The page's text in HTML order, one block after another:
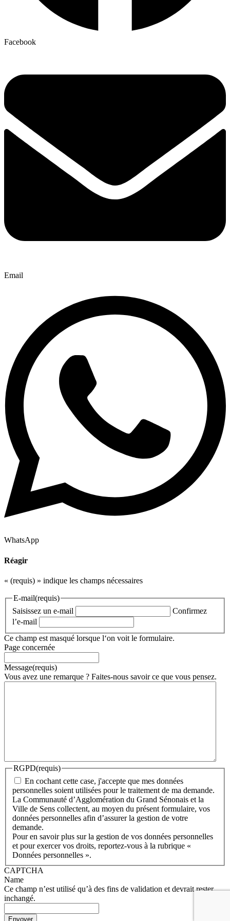
Facebook
Email
WhatsApp
Réagir
« (requis) » indique les champs nécessaires
E-mail(requis)
Saisissez un e-mail
Confirmez
l’e-mail
Ce champ est masqué lorsque l‘on voit le formulaire.
Page concernée
Message(requis)
Vous avez une remarque ? Faites-nous savoir ce que vous pensez.
RGPD(requis)
En cochant cette case, j'accepte que mes données
personnelles soient utilisées pour le traitement de ma demande.
La Communauté d’Agglomération du Grand Sénonais et la
Ville de Sens collectent, au moyen du présent formulaire, vos
données personnelles afin d’assurer la gestion de votre
demande.
Pour en savoir plus sur la gestion de vos données personnelles
et pour exercer vos droits, reportez-vous à la rubrique «
Données personnelles ».
CAPTCHA
Name
Ce champ n’est utilisé qu’à des fins de validation et devrait rester
inchangé.